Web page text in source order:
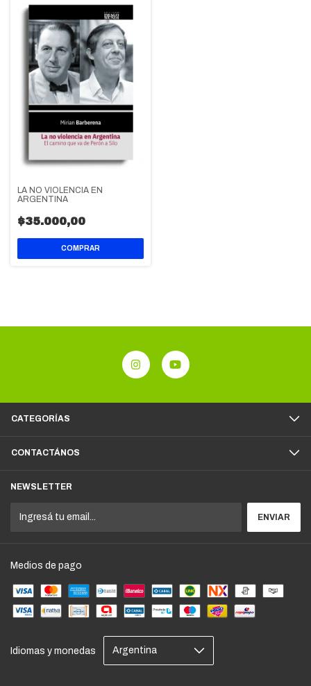
LA NO VIOLENCIA EN
ARGENTINA
$35.000,00
CATEGORÍAS
CONTACTÁNOS
NEWSLETTER
Medios de pago
Idiomas y monedas